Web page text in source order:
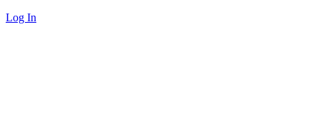
Log In